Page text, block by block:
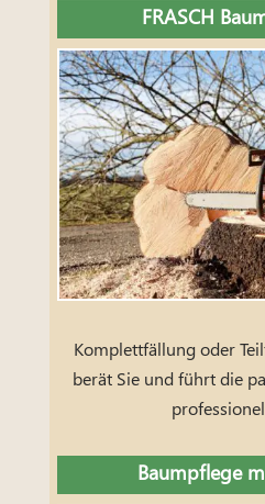
FRASCH
Komplettfällung oder
berät Sie und führt die
Baumpflege